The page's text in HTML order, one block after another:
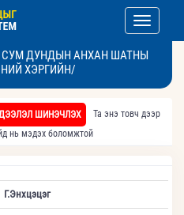
Toggle
СУМ ДУНДЫН АНХАН ШАТНЫ
ХЭРГИЙН/
ШИНЭЧЛЭХ
Та энэ товч дээр
нь мэдэх боломжтой
Г.Энхцэцэг